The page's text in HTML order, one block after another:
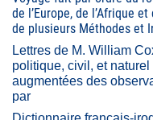
de l’Europe, de l’Afrique
de plusieurs Méthodes et
Lettres de M. William
politique, civil, et
augmentées des
par